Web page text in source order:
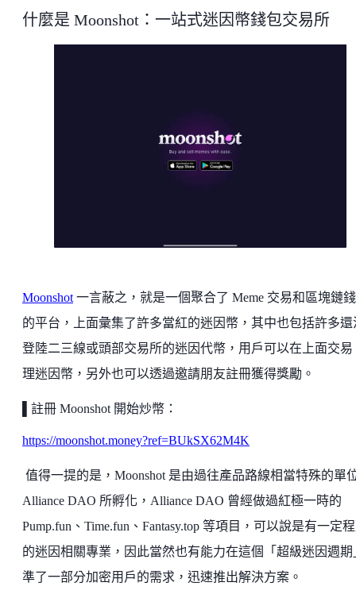
什麼是 Moonshot：一站式迷因幣錢包交易所
Moonshot 一言蔽之，就是一個聚合了 Meme 交易和區塊鏈
的平台，上面彙集了許多當紅的迷因幣，其中也包括許多還
登陸二三線或頭部交易所的迷因代幣，用戶可以在上面交易
理迷因幣，另外也可以透過邀請朋友註冊獲得獎勵。
▌註冊 Moonshot 開始炒幣：
https://moonshot.money?ref=BUkSX62M4K
值得一提的是，Moonshot 是由過往產品路線相當特殊的單
Alliance DAO 所孵化，Alliance DAO 曾經做過紅極一時的
Pump.fun、Time.fun、Fantasy.top 等項目，可以說是有一定
的迷因相關專業，因此當然也有能力在這個「超級迷因週期
準了一部分加密用戶的需求，迅速推出解決方案。